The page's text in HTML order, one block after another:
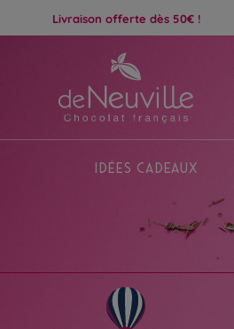
Livraison offerte dès 50€ !
Idées Cadeaux